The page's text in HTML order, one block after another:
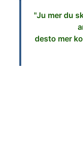
"Ju mer du
desto mer